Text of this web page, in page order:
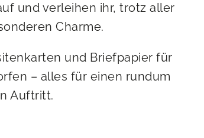
und verleihen ihr, trotz aller
Charme.
und Briefpapier für
– alles für einen rundum
Auftritt.